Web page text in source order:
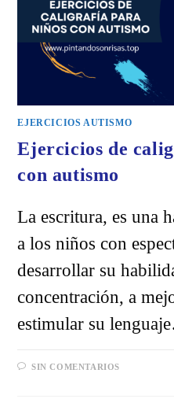
EJERCICIOS AUTISMO
Ejercicios de
con autismo
La escritura, es una
a los niños con
desarrollar su
concentración, a
estimular su
SIN COMENTARIOS